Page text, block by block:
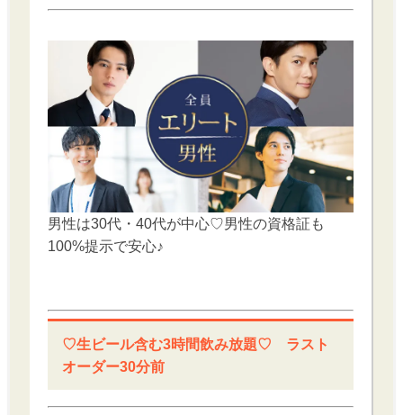
男性は30代・40代が中心♡男性の資格証も
100%提示で安心♪
♡生ビール含む3時間飲み放題♡ ラスト
オーダー30分前